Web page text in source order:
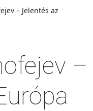
– Jelentés az
–